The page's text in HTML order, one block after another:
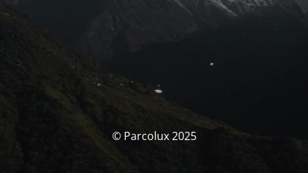
© Parcolux 2025